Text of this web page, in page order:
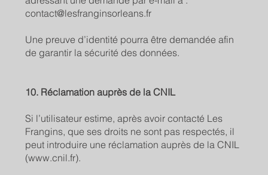
contact@lesfranginsorleans.fr
Une preuve d’identité pourra être demandée afin
de garantir la sécurité des données.
10. Réclamation auprès de la CNIL
Si l’utilisateur estime, après avoir contacté Les
Frangins, que ses droits ne sont pas respectés, il
peut introduire une réclamation auprès de la CNIL
(www.cnil.fr).